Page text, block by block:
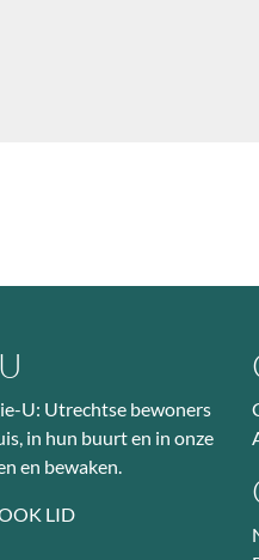
U: Utrechtse bewoners
in hun buurt en in onze
en bewaken.
LID